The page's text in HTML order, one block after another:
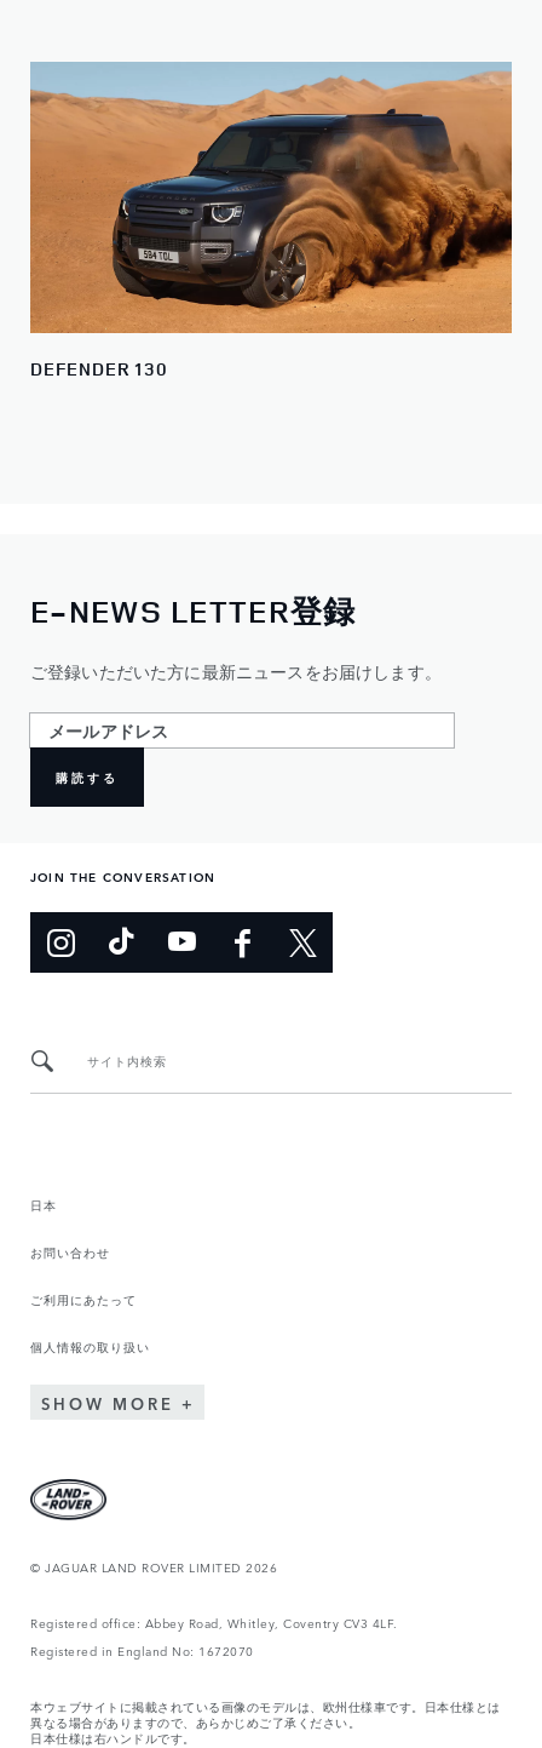
DEFENDER 130
E-NEWS LETTER登録
ご登録いただいた方に最新ニュースをお届けします。
購読する
JOIN THE CONVERSATION
サイト内検索
日本
お問い合わせ
ご利用にあたって
個人情報の取り扱い
SHOW MORE
© JAGUAR LAND ROVER LIMITED 2026
Registered office: Abbey Road, Whitley, Coventry CV3 4LF.
Registered in England No: 1672070
本ウェブサイトに掲載されている画像のモデルは、欧州仕様車です。日本仕様とは
異なる場合がありますので、あらかじめご了承ください。
日本仕様は右ハンドルです。